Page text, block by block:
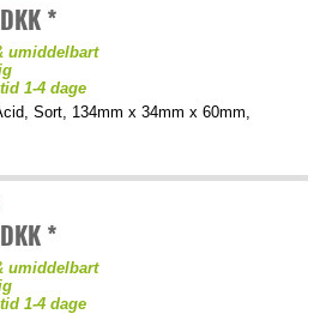
*
umiddelbart
1-4 dage
Sort, 134mm x 34mm x 60mm,
*
umiddelbart
1-4 dage